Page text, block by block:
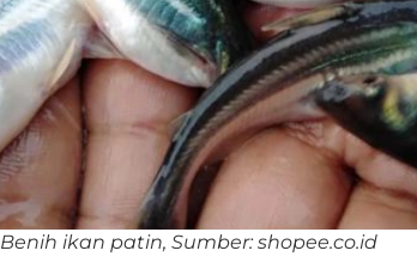
Benih ikan patin, Sumber: shopee.co.id